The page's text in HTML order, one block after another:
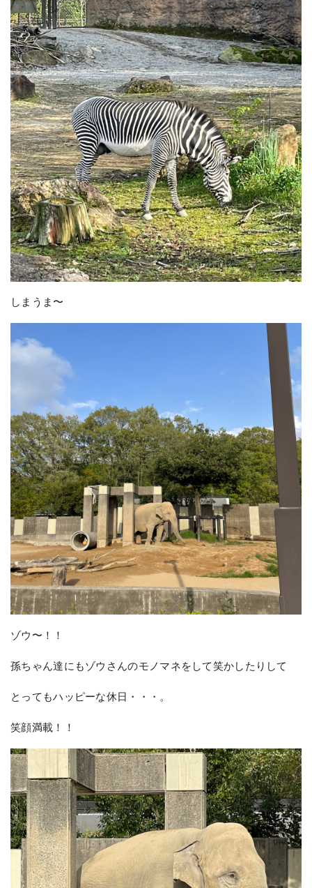
しまうま〜
ゾウ〜！！
孫ちゃん達にもゾウさんのモノマネをして笑かしたりして
とってもハッピーな休日・・・。
笑顔満載！！